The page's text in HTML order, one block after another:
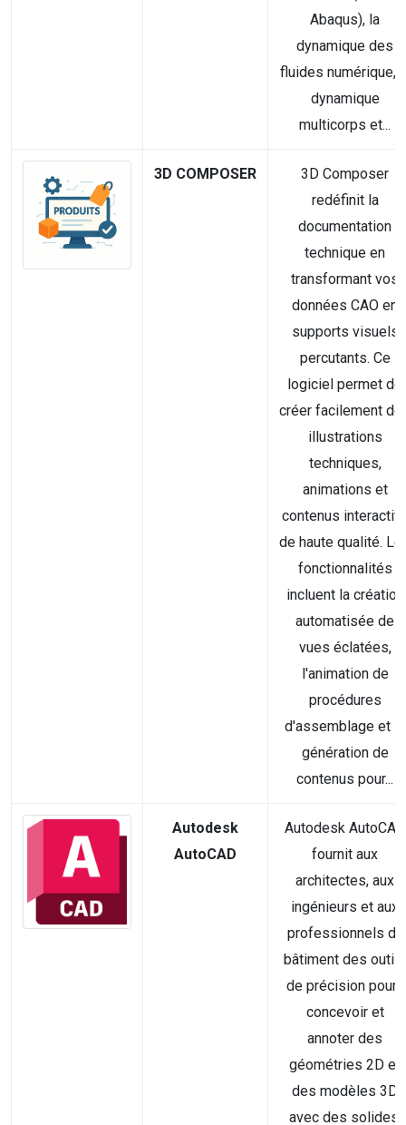
Abaqus), la
dynamique des
fluides numérique,
dynamique
multicorps et...
3D COMPOSER
3D Composer
redéfinit la
documentation
technique en
transformant vos
données CAO en
supports visuels
percutants. Ce
logiciel permet de
créer facilement
illustrations
techniques,
animations et
contenus
de haute qualité.
fonctionnalités
incluent la création
automatisée de
vues éclatées,
l'animation de
procédures
d'assemblage et la
génération de
contenus pour...
Autodesk
AutoCAD
Autodesk AutoCAD
fournit aux
architectes, aux
ingénieurs et aux
professionnels du
bâtiment des outils
de précision pour :
concevoir et
annoter des
géométries 2D et
des modèles 3D
avec des solides,